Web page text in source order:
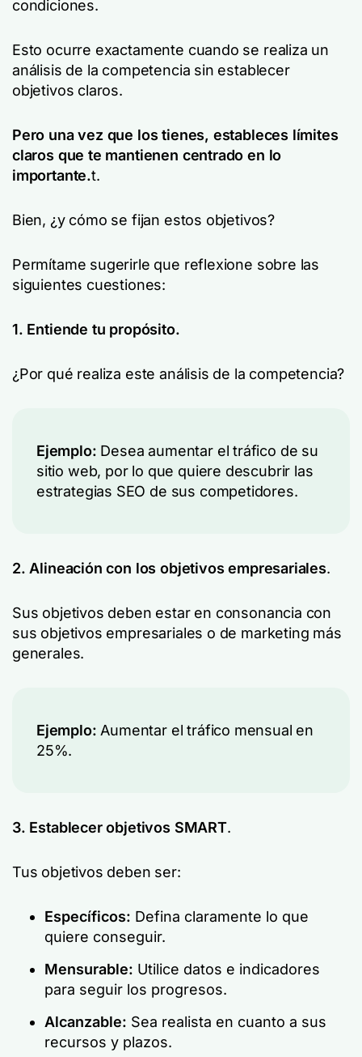
condiciones.
Esto ocurre exactamente cuando se realiza un
análisis de la competencia sin establecer
objetivos claros.
Pero una vez que los tienes, estableces límites
claros que te mantienen centrado en lo
importante.t.
Bien, ¿y cómo se fijan estos objetivos?
Permítame sugerirle que reflexione sobre las
siguientes cuestiones:
1. Entiende tu propósito.
¿Por qué realiza este análisis de la competencia?
Ejemplo: Desea aumentar el tráfico de su
sitio web, por lo que quiere descubrir las
estrategias SEO de sus competidores.
2. Alineación con los objetivos empresariales.
Sus objetivos deben estar en consonancia con
sus objetivos empresariales o de marketing más
generales.
Ejemplo: Aumentar el tráfico mensual en
25%.
3. Establecer objetivos SMART.
Tus objetivos deben ser:
Específicos: Defina claramente lo que
quiere conseguir.
Mensurable: Utilice datos e indicadores
para seguir los progresos.
Alcanzable: Sea realista en cuanto a sus
recursos y plazos.